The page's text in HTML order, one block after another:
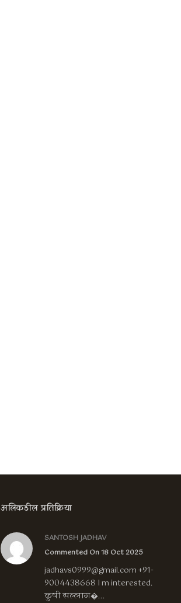
अलिकडील प्रतिक्रिया
SANTOSH JADHAV
Commented On 18 Oct 2025
jadhavs0999@gmail.com+91-
9004438668 I m interested.
कुषी सल्लाग�...